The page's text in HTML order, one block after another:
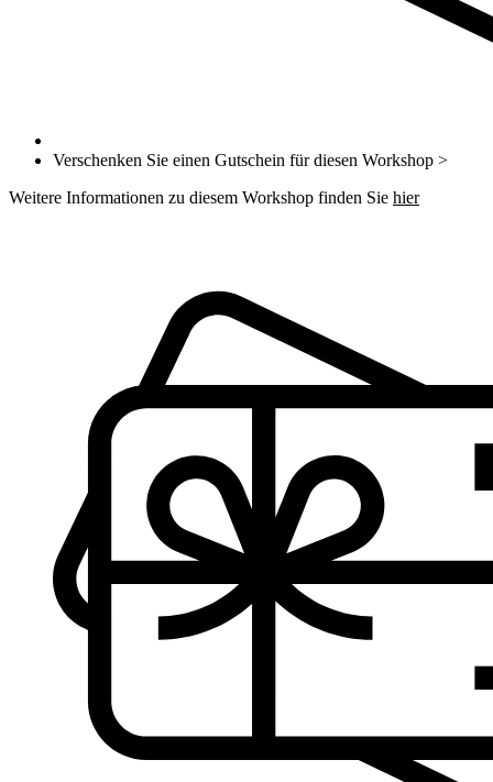
Verschenken Sie einen Gutschein für diesen Workshop >
Weitere Informationen zu diesem Workshop finden Sie hier